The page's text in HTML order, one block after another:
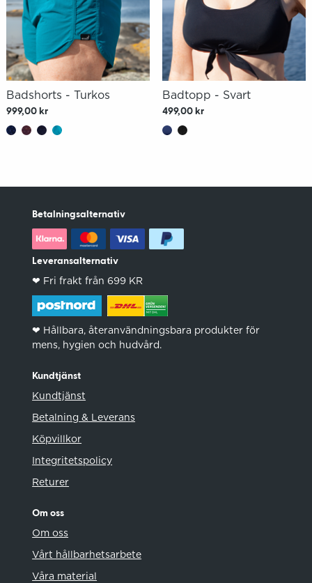
Badshorts - Turkos
999,00 kr
Badtopp - Svart
499,00 kr
Betalningsalternativ
Leveransalternativ
❤︎ Fri frakt från 699 KR
❤︎ Hållbara, återanvändningsbara produkter för
mens, hygien och hudvård.
Kundtjänst
Kundtjänst
Betalning & Leverans
Köpvillkor
Integritetspolicy
Returer
Om oss
Om oss
Vårt hållbarhetsarbete
Våra material